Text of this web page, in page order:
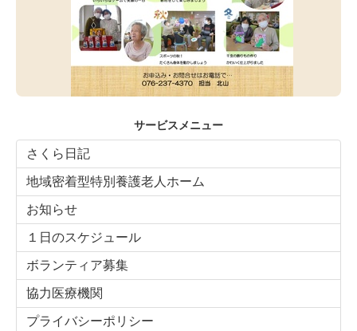
サービスメニュー
さくら日記
地域密着型特別養護老人ホーム
お知らせ
１日のスケジュール
ボランティア募集
協力医療機関
プライバシーポリシー